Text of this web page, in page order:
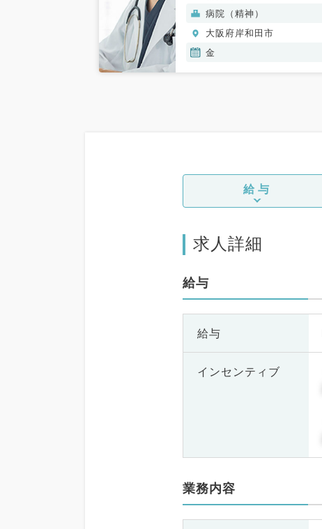
病院（精神）
大阪府岸和田市
金
給与
求人詳細
給与
給与
インセンティブ
業務内容